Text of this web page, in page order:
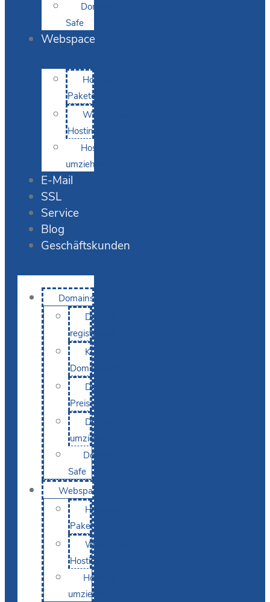
Domain-
Safe
Webspace
Hosting-
Pakete
WordPress
Hosting
Hosting
umziehen
E-Mail
SSL
Service
Blog
Geschäftskunden
Domains
Domain
registrieren
KI-
Domainsuche
Domain-
Preise
Domain
umziehen
Domain-
Safe
Webspace
Hosting-
Pakete
WordPress
Hosting
Hosting
umziehen